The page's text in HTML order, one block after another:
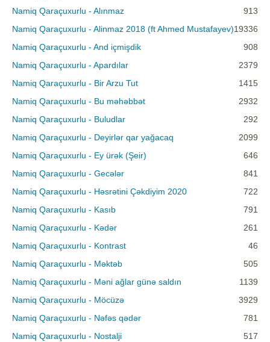
Namiq Qaraçuxurlu - Alınmaz
913
Namiq Qaraçuxurlu - Alinmaz 2018 (ft Ahmed Mustafayev)19336
Namiq Qaraçuxurlu - And içmişdik
908
Namiq Qaraçuxurlu - Apardılar
2379
Namiq Qaraçuxurlu - Bir Arzu Tut
1415
Namiq Qaraçuxurlu - Bu məhəbbət
2932
Namiq Qaraçuxurlu - Buludlar
292
Namiq Qaraçuxurlu - Deyirlər qar yağacaq
2099
Namiq Qaraçuxurlu - Ey ürək (Şeir)
646
Namiq Qaraçuxurlu - Gecələr
841
Namiq Qaraçuxurlu - Həsrətini Çəkdiyim 2020
722
Namiq Qaraçuxurlu - Kasıb
791
Namiq Qaraçuxurlu - Kədər
261
Namiq Qaraçuxurlu - Kontrast
46
Namiq Qaraçuxurlu - Məktəb
505
Namiq Qaraçuxurlu - Məni ağlar günə saldın
1139
Namiq Qaraçuxurlu - Möcüzə
3929
Namiq Qaraçuxurlu - Nəfəs qədər
781
Namiq Qaraçuxurlu - Nostalji
517